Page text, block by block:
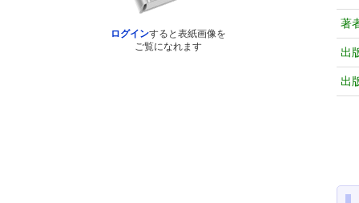
ログインすると表紙画像を
ご覧になれます
著
出
出